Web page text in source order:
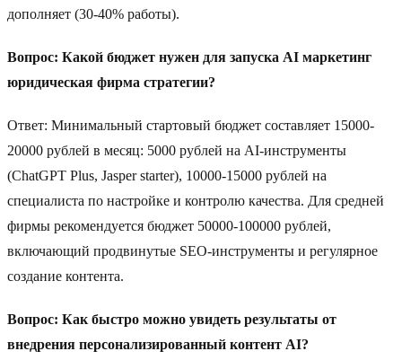
дополняет (30-40% работы).
Вопрос: Какой бюджет нужен для запуска AI маркетинг
юридическая фирма стратегии?
Ответ: Минимальный стартовый бюджет составляет 15000-
20000 рублей в месяц: 5000 рублей на AI-инструменты
(ChatGPT Plus, Jasper starter), 10000-15000 рублей на
специалиста по настройке и контролю качества. Для средней
фирмы рекомендуется бюджет 50000-100000 рублей,
включающий продвинутые SEO-инструменты и регулярное
создание контента.
Вопрос: Как быстро можно увидеть результаты от
внедрения персонализированный контент AI?